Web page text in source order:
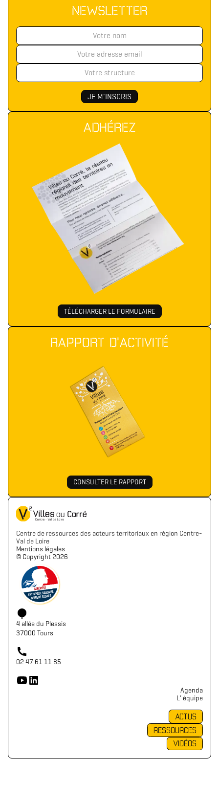
NEWSLETTER
ADHÉREZ
TÉLÉCHARGER LE FORMULAIRE
RAPPORT D'ACTIVITÉ
CONSULTER LE RAPPORT
Centre de ressources des acteurs territoriaux en région Centre-
Val de Loire
Mentions légales
©️ Copyright 2026
4 allée du Plessis
37000 Tours
02 47 61 11 85
Agenda
L' équipe
ACTUS
RESSOURCES
VIDÉOS